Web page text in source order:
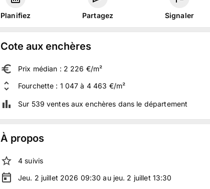
Planifiez Partagez Signaler
Cote aux enchères
Prix médian : 2 226 €/m²
Fourchette : 1 047 à 4 463 €/m²
Sur 539 ventes aux enchères dans le département
À propos
4 suivis
Jeu. 2 juillet 2026 09:30 au jeu. 2 juillet 13:30